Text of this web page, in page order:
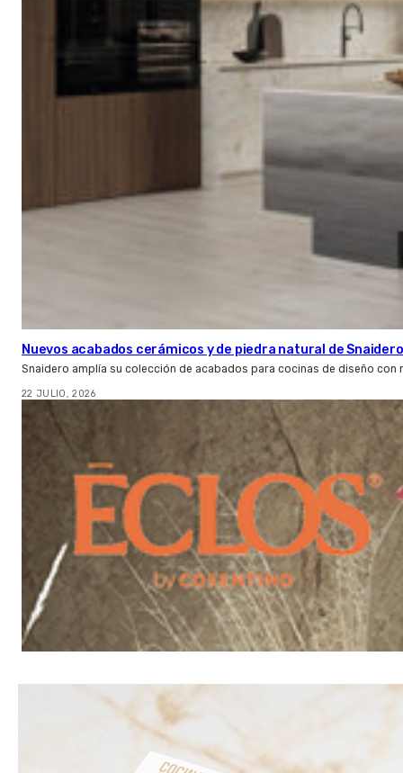
Nuevos acabados cerámicos y de piedra natural de Snaidero
Snaidero amplía su colección de acabados para cocinas de diseño
22 JULIO, 2026